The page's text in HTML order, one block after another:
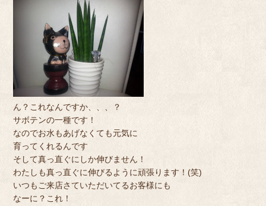
ん？これなんですか、、、？
サボテンの一種です！
なのでお水もあげなくても元気に
育ってくれるんです
そして真っ直ぐにしか伸びません！
わたしも真っ直ぐに伸びるように頑張ります！(笑)
いつもご来店さていただいてるお客様にも
なーに？これ！